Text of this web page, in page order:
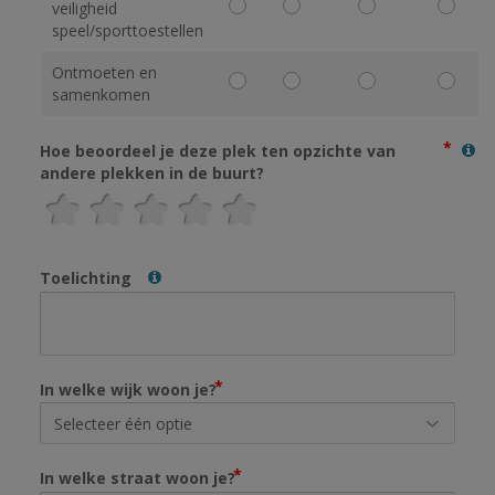
veiligheid
speel/sporttoestellen
Ontmoeten en
samenkomen
Hoe beoordeel je deze plek ten opzichte van
andere plekken in de buurt?
Toelichting
In welke wijk woon je?
In welke straat woon je?